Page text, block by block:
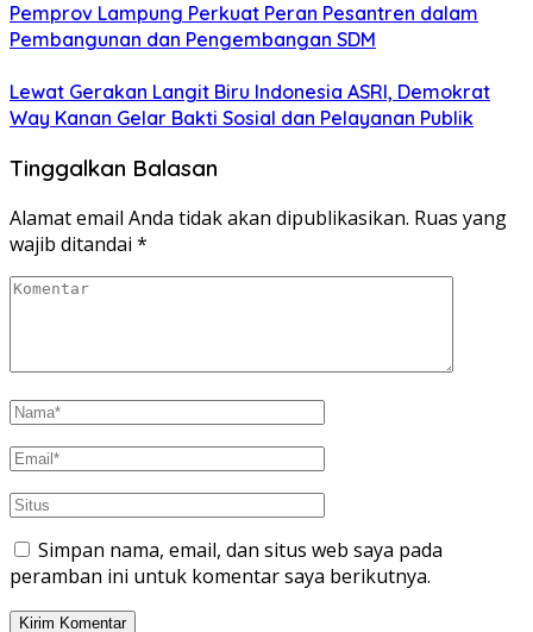
Pemprov Lampung Perkuat Peran Pesantren dalam
Pembangunan dan Pengembangan SDM
Lewat Gerakan Langit Biru Indonesia ASRI, Demokrat
Way Kanan Gelar Bakti Sosial dan Pelayanan Publik
Tinggalkan Balasan
Alamat email Anda tidak akan dipublikasikan. Ruas yang
wajib ditandai *
Simpan nama, email, dan situs web saya pada
peramban ini untuk komentar saya berikutnya.